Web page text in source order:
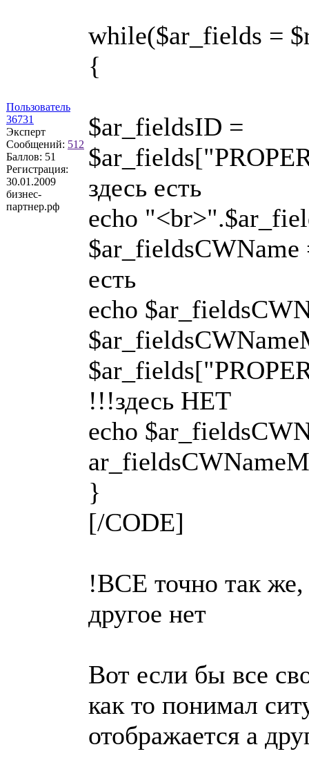
Пользователь
36731
Эксперт
Сообщений: 512
Баллов: 51
Регистрация:
30.01.2009
бизнес-
партнер.рф
while($ar_fields =
{
$ar_fieldsID =
здесь есть
echo
есть
echo
!!!здесь НЕТ
echo
}
[/CODE]
!ВСЕ точно так же,
другое нет
Вот если бы все
как то понимал
отображается а